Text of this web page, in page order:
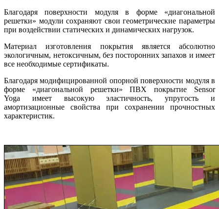
Благодаря поверхности модуля в форме «диагональной
решетки» модули сохраняют свои геометрические параметры
при воздействии статических и динамических нагрузок.
Материал изготовления покрытия является абсолютно
экологичным, нетоксичным, без посторонних запахов и имеет
все необходимые сертификаты.
Благодаря модифицированной опорной поверхности модуля в
форме «диагональной решетки» ПВХ покрытие Sensor
Yoga имеет высокую эластичность, упругость и
амортизационные свойства при сохранении прочностных
характеристик.